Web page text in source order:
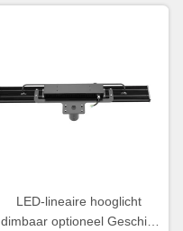
LED-lineaire hooglicht
dimbaar optioneel Geschikt